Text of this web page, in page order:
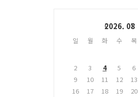
2026. 08
일 월 화 수 목
2
3 4 5 6
9
10 11 12 13
16
17 18 19 20